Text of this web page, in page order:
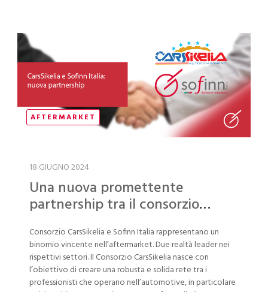
AFTERMARKET
18 GIUGNO 2024
Una nuova promettente
partnership tra il consorzio
Consorzio CarsSikelia e Sofinn Italia rappresentano un
binomio vincente nell’aftermarket. Due realtà leader nei
rispettivi settori. Il Consorzio CarsSikelia nasce con
l’obiettivo di creare una robusta e solida rete tra i
professionisti che operano nell’automotive, in particolare